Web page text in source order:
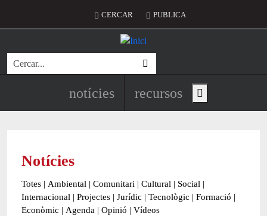
Menú del compte d'usuari
CERCAR PUBLICA
Cerca
Navegació principal de
notícies recursos Show main menu
Notícies
Totes | Ambiental | Comunitari | Cultural | Social |
Internacional | Projectes | Jurídic | Tecnològic | Formació |
Econòmic | Agenda | Opinió | Vídeos